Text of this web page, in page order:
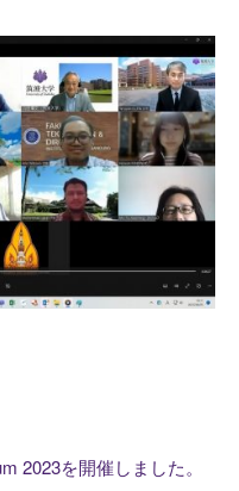
2023を開催しました。